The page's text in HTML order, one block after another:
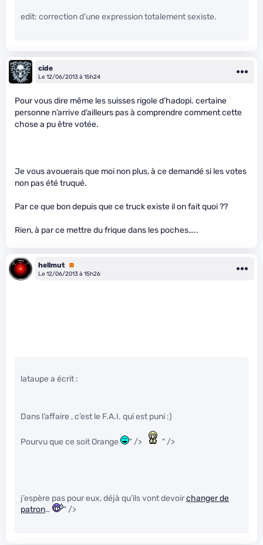
edit: correction d’une expression totalement sexiste.
cide
Le 12/06/2013 à 15h24
Pour vous dire même les suisses rigole d’hadopi. certaine
personne n’arrive d’ailleurs pas à comprendre comment cette
chose a pu être votée.
Je vous avouerais que moi non plus, à ce demandé si les votes
non pas été truqué.
Par ce que bon depuis que ce truck existe il on fait quoi ??
Rien, à par ce mettre du frique dans les poches…..
hellmut Premium
Le 12/06/2013 à 15h26
lataupe a écrit :
Dans l’affaire , c’est le F.A.I. qui est puni :)
Pourvu que ce soit Orange " /> " />
j’espère pas pour eux, déjà qu’ils vont devoirchanger de
patron… " />